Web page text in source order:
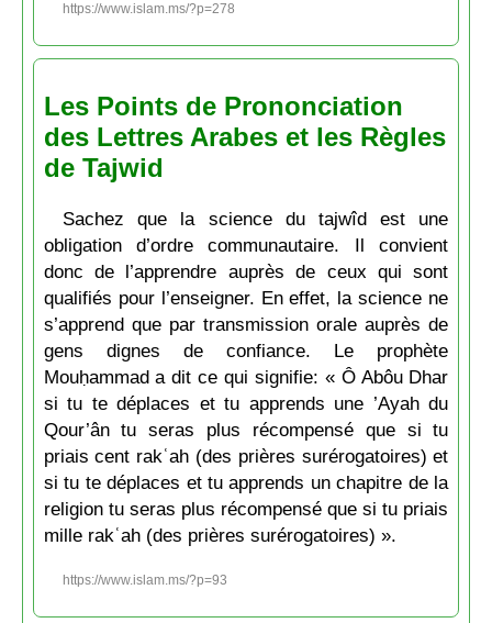
https://www.islam.ms/?p=278
Les Points de Prononciation
des Lettres Arabes et les Règles
de Tajwid
Sachez que la science du tajwîd est une
obligation d’ordre communautaire. Il convient
donc de l’apprendre auprès de ceux qui sont
qualifiés pour l’enseigner. En effet, la science ne
s’apprend que par transmission orale auprès de
gens dignes de confiance. Le prophète
Mouḥammad a dit ce qui signifie: « Ô Abôu Dhar
si tu te déplaces et tu apprends une ’Ayah du
Qour’ân tu seras plus récompensé que si tu
priais cent rakʿah (des prières surérogatoires) et
si tu te déplaces et tu apprends un chapitre de la
religion tu seras plus récompensé que si tu priais
mille rakʿah (des prières surérogatoires) ».
https://www.islam.ms/?p=93